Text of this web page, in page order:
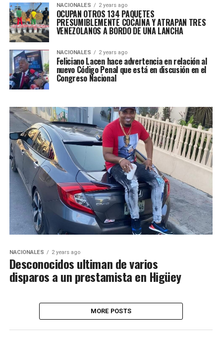
NACIONALES 2 years ago
OCUPAN OTROS 134 PAQUETES
PRESUMIBLEMENTE COCAÍNA Y ATRAPAN TRES
VENEZOLANOS A BORDO DE UNA LANCHA
NACIONALES 2 years ago
Feliciano Lacen hace advertencia en relación al
nuevo Código Penal que está en discusión en el
Congreso Nacional
NACIONALES 2 years ago
Desconocidos ultiman de varios
disparos a un prestamista en Higüey
MORE POSTS